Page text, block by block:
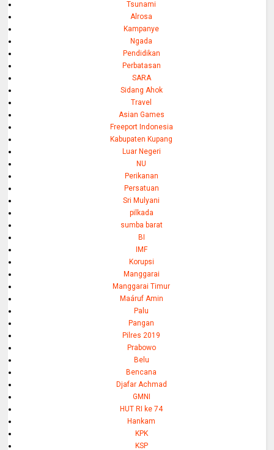
Tsunami
Alrosa
Kampanye
Ngada
Pendidikan
Perbatasan
SARA
Sidang Ahok
Travel
Asian Games
Freeport Indonesia
Kabupaten Kupang
Luar Negeri
NU
Perikanan
Persatuan
Sri Mulyani
pilkada
sumba barat
BI
IMF
Korupsi
Manggarai
Manggarai Timur
Maáruf Amin
Palu
Pangan
Pilres 2019
Prabowo
Belu
Bencana
Djafar Achmad
GMNI
HUT RI ke 74
Hankam
KPK
KSP